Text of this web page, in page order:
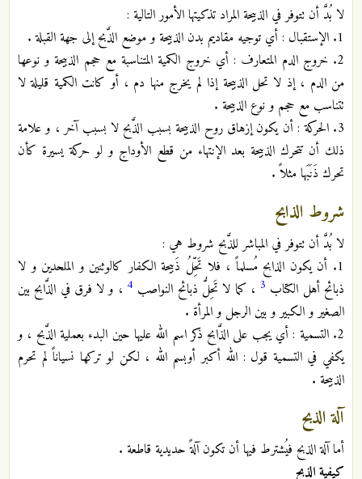
لا بُدَّ أن تتوفر في الذبيحة المراد تذكيتها الأمور التالية :
1. الإستقبال : أي توجيه مقاديم بدن الذبيحة و موضع الذَّبح إلى جهة القبلة .
2. خروج الدم المتعارف : أي خروج الكمية المتناسبة مع حجم الذبيحة و نوعها
من الدم ، إذ لا تحل الذبيحة إذا لم يخرج منها دم ، أو كانت الكمية قليلة لا
تتناسب مع حجم و نوع الذبيحة .
3. الحركة : أن يكون إزهاق روح الذبيحة بسبب الذَّبح لا بسبب آخر ، و علامة
ذلك أن تتحرك الذبيحة بعد الإنتهاء من قطع الأوداج و لو حركة يسيرة كأن
تحرك ذَنَبَها مثلاً .
شروط الذابح
لا بُدَّ أن تتوفر في المباشر للذَّبح شروط هي :
1. أن يكون الذابح مُسلماً ، فلا تَحِّلُ ذَبيحة الكفار كالوثنين و الملحدين و لا
ذبائح أهل الكتاب 3 ، كما لا تَحِلُّ ذبائح النواصب 4، و لا فرق في الذَّابح بين
الصغير و الكبير و بين الرجل و المرأة .
2. التسمية : أي يجب على الذَّابح ذكر اسم الله عليها حين البدء بعملية الذَّبح ، و
يكفي في التسمية قول : الله أكبر أوبسم الله ، لكن لو تركها نسياناً لم تحرم
الذبيحة .
آلة الذبح
أما آلة الذبح فيُشترط فيها أن تكون آلةً حديدية قاطعة .
كيفية الذبح